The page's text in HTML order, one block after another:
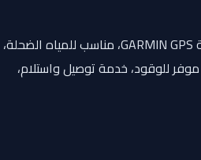
محرك 115 حصان، نظام ملاحة GARMIN GPS، مناسب للمياه الضحلة،
للوقود، خدمة توصيل واستلام،